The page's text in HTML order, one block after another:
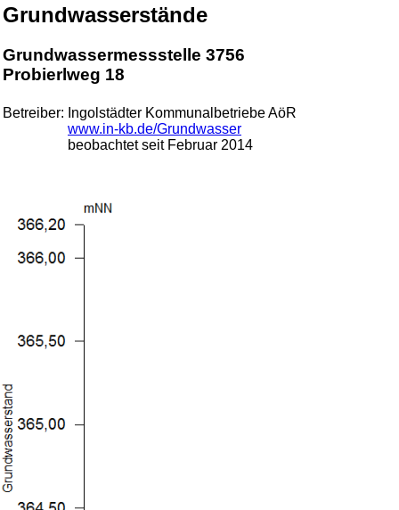
Grundwasserstände
Grundwassermessstelle 3756
Probierlweg 18
Betreiber: Ingolstädter Kommunalbetriebe AöR
www.in-kb.de/Grundwasser
beobachtet seit Februar 2014